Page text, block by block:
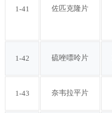
1-41 佐匹克隆片
1-42 硫唑嘌呤片
1-43 奈韦拉平片